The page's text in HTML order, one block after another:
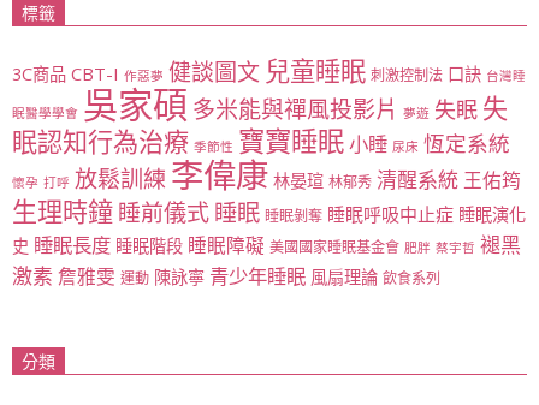
標籤
3C商品 CBT-I 作惡夢 健談圖文 兒童睡眠 刺激控制法 口訣 台灣睡
眠醫學學會 吳家碩 多米能與禪風投影片 夢遊 失眠 失
眠認知行為治療 季節性 寶寶睡眠小睡 尿床 恆定系統
懷孕 打呼 放鬆訓練 李偉康 林晏瑄 林郁秀 清醒系統 王佑筠
生理時鐘睡前儀式睡眠 睡眠剝奪 睡眠呼吸中止症 睡眠演化
史 睡眠長度 睡眠階段 睡眠障礙 美國國家睡眠基金會 肥胖 蔡宇哲 褪黑
激素詹雅雯 運動 陳詠寧 青少年睡眠 風扇理論 飲食系列
分類